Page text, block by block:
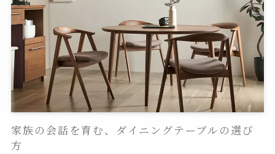
家族の会話を育む、ダイニングテーブルの選び
方